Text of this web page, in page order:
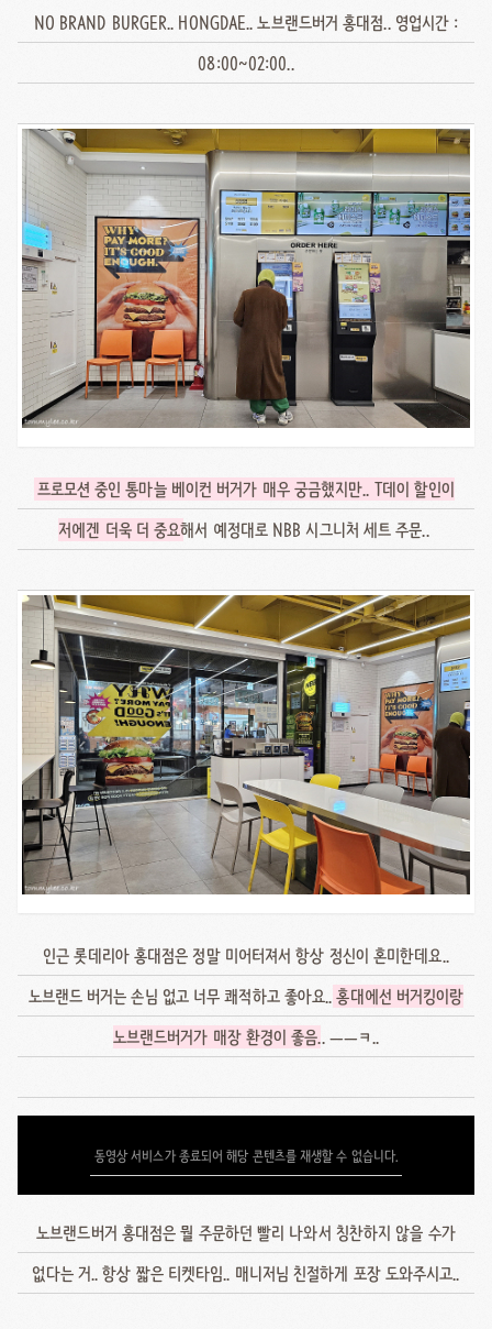
NO BRAND BURGER.. HONGDAE.. 노브랜드버거 홍대점.. 영업시간 :
08:00~02:00..
프로모션 중인 통마늘 베이컨 버거가 매우 궁금했지만.. T데이 할인이
저에겐 더욱 더 중요해서 예정대로 NBB 시그니처 세트 주문..
인근 롯데리아 홍대점은 정말 미어터져서 항상 정신이 혼미한데요..
노브랜드 버거는 손님 없고 너무 쾌적하고 좋아요..홍대에선 버거킹이랑
노브랜드버거가 매장 환경이 좋음.. ㅡㅡㅋ..
동영상 서비스가 종료되어 해당 콘텐츠를 재생할 수 없습니다.
노브랜드버거 홍대점은 뭘 주문하던 빨리 나와서 칭찬하지 않을 수가
없다는 거.. 항상 짧은 티켓타임.. 매니저님 친절하게 포장 도와주시고..